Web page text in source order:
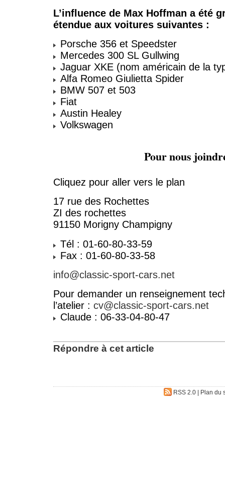
L’influence de Max Hoffman a été
étendue aux voitures suivantes :
Porsche 356 et Speedster
Mercedes 300 SL Gullwing
Jaguar XKE (nom américain de la
Alfa Romeo Giulietta Spider
BMW 507 et 503
Fiat
Austin Healey
Volkswagen
Pour nous
Cliquez pour aller vers le plan
17 rue des Rochettes
ZI des rochettes
91150 Morigny Champigny
Tél : 01-60-80-33-59
Fax : 01-60-80-33-58
info@classic-sport-cars.net
Pour demander un renseignement
l’atelier : cv@classic-sport-cars.net
Claude : 06-33-04-80-47
Répondre à cet article
RSS 2.0| Plan du